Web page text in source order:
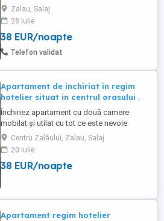
cu toate cele necesare, balcon pentru
fumători, mașină de spălat rufe, TV, baie,
produse de igiena si curatenie, uscător de
păr. Capacitate: 2 persoane Pret:200 ron,
negociabil in functie de perioada de
Zalau, Salaj
28 iulie
38 EUR/noapte
Telefon validat
Apartament de inchiriat in regim
hotelier situat in centrul orasului .
Închiriez apartament cu două camere
mobilat și utilat cu tot ce este nevoie
pentru șederea ta ! Apartamentul este
situat în centrul orașului Zalău .
Centru Zalăului, Zalau, Salaj
20 iulie
38 EUR/noapte
Apartament regim hotelier